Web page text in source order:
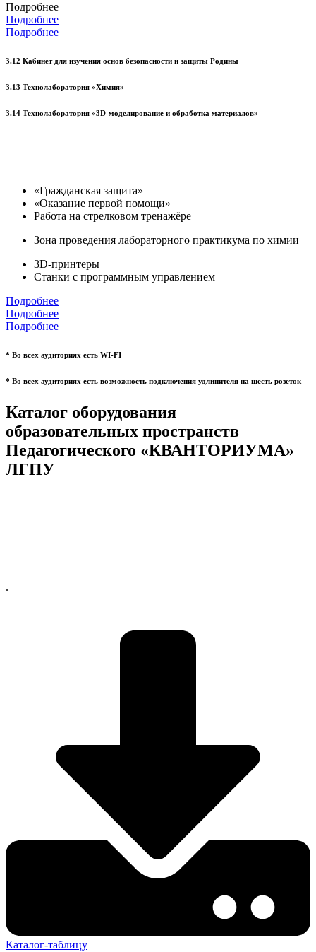
Подробнее
Подробнее
Подробнее
3.12 Кабинет для изучения основ безопасности и защиты Родины
3.13 Технолаборатория «Химия»
3.14 Технолаборатория «3D-моделирование и обработка материалов»
«Гражданская защита»
«Оказание первой помощи»
Работа на стрелковом тренажёре
Зона проведения лабораторного практикума по химии
3D-принтеры
Станки с программным управлением
Подробнее
Подробнее
Подробнее
* Во всех аудиториях есть WI-FI
* Во всех аудиториях есть возможность подключения удлинителя на шесть розеток
Каталог оборудования
образовательных пространств
Педагогического «КВАНТОРИУМА»
ЛГПУ
.
Каталог-таблицу